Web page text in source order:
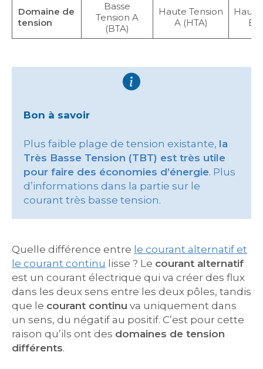
Domaine de
tension
Basse
Tension A
(BTA)
Haute Tension
A (HTA)
B
Bon à savoir
Plus faible plage de tension existante, la
Très Basse Tension (TBT) est très utile
pour faire des économies d’énergie. Plus
d’informations dans la partie sur le
courant très basse tension.
Quelle différence entre le courant alternatif et
le courant continu lisse ? Le courant alternatif
est un courant électrique qui va créer des flux
dans les deux sens entre les deux pôles, tandis
que le courant continu va uniquement dans
un sens, du négatif au positif. C’est pour cette
raison qu’ils ont des domaines de tension
différents.